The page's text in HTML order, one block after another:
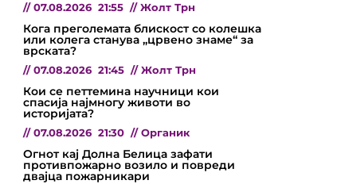
// 07.08.2026 21:55 // Жолт Трн
Кога преголемата блискост со колешка
или колега станува „црвено знаме“ за
врската?
// 07.08.2026 21:45 // Жолт Трн
Кои се петтемина научници кои
спасија најмногу животи во
историјата?
// 07.08.2026 21:30 // Органик
Огнот кај Долна Белица зафати
противпожарно возило и повреди
двајца пожарникари